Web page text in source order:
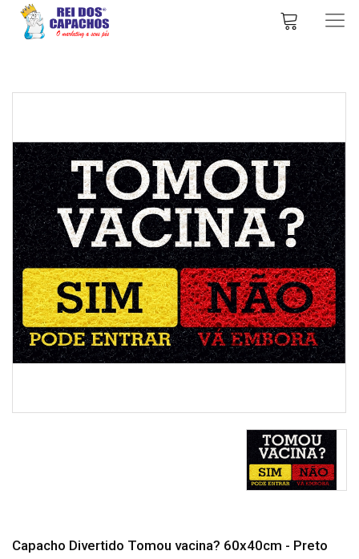
Capacho Divertido Tomou vacina? 60x40cm - Preto